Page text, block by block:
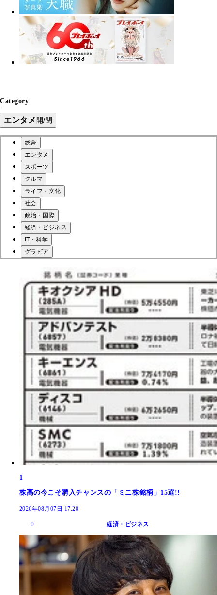
Category
エンタメ 開/閉
総合
エンタメ
スポーツ
クルマ
ライフ・文化
社会
政治・国際
経済・ビジネス
IT・科学
グラビア
1
株高の今こそ購入チャンスの「ミニ株銘柄」15選!!
2026年08月07日 17:20
経済・ビジネス